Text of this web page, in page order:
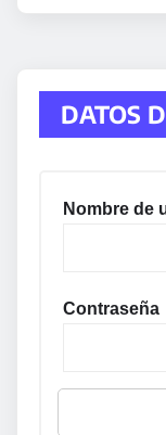
DATOS
Nombre de
Contraseña